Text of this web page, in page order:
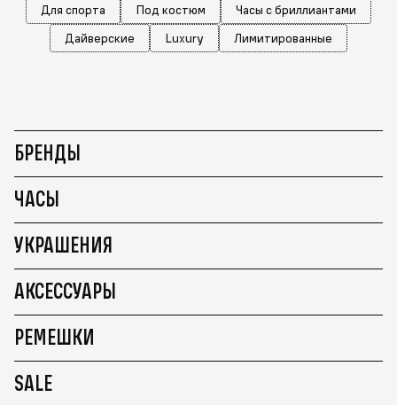
Для спорта
Под костюм
Часы с бриллиантами
Дайверские
Luxury Лимитированные
БРЕНДЫ
ЧАСЫ
УКРАШЕНИЯ
АКСЕССУАРЫ
РЕМЕШКИ
SALE